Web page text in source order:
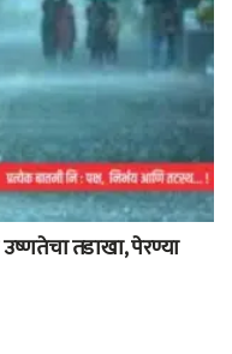
उष्णतेचा तडाखा, पेरण्या